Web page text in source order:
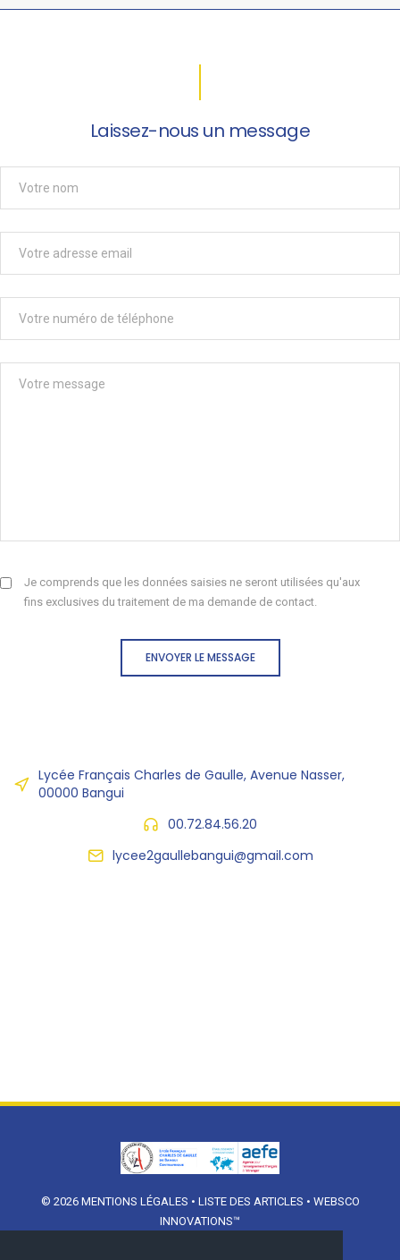
Laissez-nous un message
Je comprends que les données saisies ne seront utilisées qu'aux
fins exclusives du traitement de ma demande de contact.
ENVOYER LE MESSAGE
Lycée Français Charles de Gaulle, Avenue Nasser,
00000 Bangui
00.72.84.56.20
lycee2gaullebangui@gmail.com
© 2026 MENTIONS LÉGALES • LISTE DES ARTICLES • WEBSCO
INNOVATIONS™